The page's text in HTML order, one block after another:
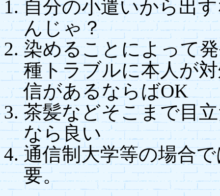
自分の小遣いから出
んじゃ？
染めることによって
種トラブルに本人が
信があるならばOK
茶髪などそこまで目
なら良い
通信制大学等の場合
要。